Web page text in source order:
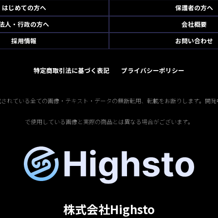
はじめての方へ
保護者の方へ
人・行政の方へ
会社概要
採用情報
お問い合わせ
特定商取引法に基づく表記 プライバシーポリシー
れている全ての画像・テキスト・データの無断転用、転載をお断りします。開
で使用している画像と実際の商品とは異なる場合がございます。
株式会社Highsto